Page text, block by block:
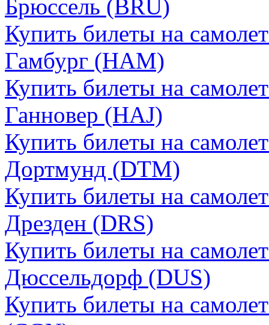
Брюссель (BRU)
Купить билеты на
Гамбург (HAM)
Купить билеты на
Ганновер (HAJ)
Купить билеты на
Дортмунд (DTM)
Купить билеты на
Дрезден (DRS)
Купить билеты на
Дюссельдорф (DUS)
Купить билеты на